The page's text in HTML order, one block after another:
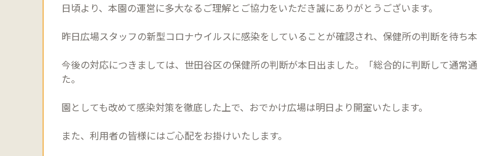
日頃より、本園の運営に多大なるご理解とご協力をいただき誠にありがとうございます。
昨日広場スタッフの新型コロナウイルスに感染をしていることが確認され、保健所の判断を待ち
今後の対応につきましては、世田谷区の保健所の判断が本日出ました。「総合的に判断して通常
た。
園としても改めて感染対策を徹底した上で、おでかけ広場は明日より開室いたします。
また、利用者の皆様にはご心配をお掛けいたします。